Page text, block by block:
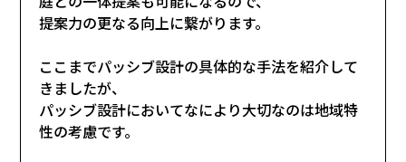
提案力の更なる向上に繋がります。
ここまでパッシブ設計の具体的な手法を紹介して
きましたが、
パッシブ設計においてなにより大切なのは地域特
性の考慮です。